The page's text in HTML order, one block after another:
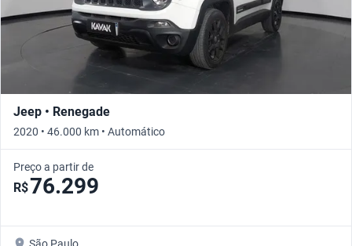
Jeep • Renegade
2020 • 46.000 km • Automático
Preço a partir de
R$76.299